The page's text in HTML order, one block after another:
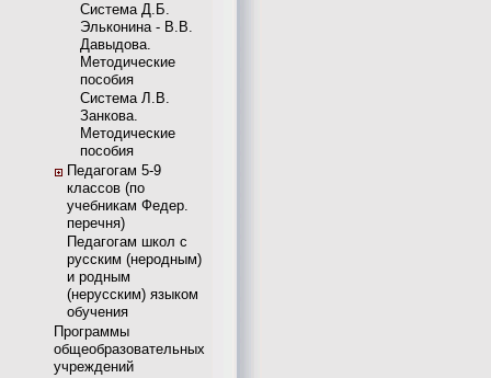
Система Д.Б.
Эльконина - В.В.
Давыдова.
Методические
пособия
Система Л.В.
Занкова.
Методические
пособия
Педагогам 5-9
классов (по
учебникам Федер.
перечня)
Педагогам школ с
русским (неродным)
и родным
(нерусским) языком
обучения
Программы
общеобразовательных
учреждений